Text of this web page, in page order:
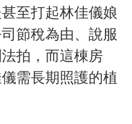
至打起林佳儀娘
節稅為由、說服
拍，而這棟房
需長期照護的植